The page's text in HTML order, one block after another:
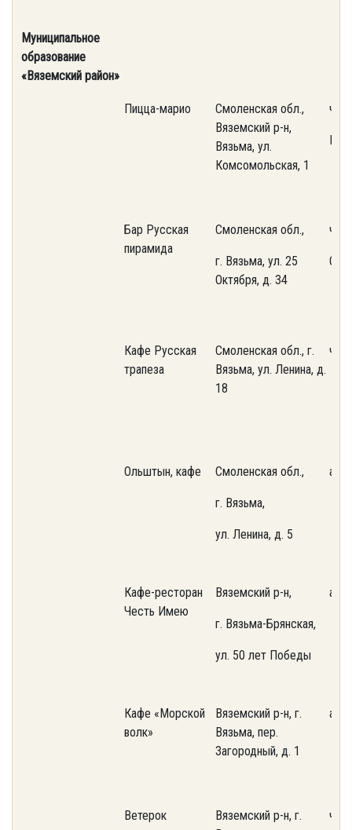
Муниципальное
образование
«Вяземский район»
Пицца-марио
Смоленская обл.,
Вяземский р-н,
Вязьма, ул.
Комсомольская, 1
ИП
Бар Русская
пирамида
Смоленская обл.,
г. Вязьма, ул. 25
Октября, д. 34
ООО
Кафе Русская
трапеза
Смоленская обл., г.
Вязьма, ул. Ленина, д.
18
Ольштын, кафе Смоленская обл.,
г. Вязьма,
ул. Ленина, д. 5
Кафе-ресторан
Честь Имею
Вяземский р-н,
г. Вязьма-Брянская,
ул. 50 лет Победы
Кафе «Морской
волк»
Вяземский р-н, г.
Вязьма, пер.
Загородный, д. 1
Ветерок
Вяземский р-н, г.